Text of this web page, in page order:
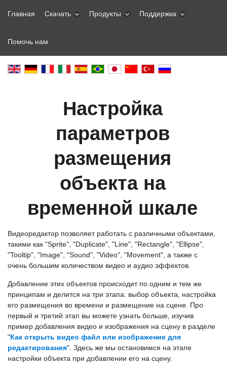
Главная Скачать Продукты Поддержка
Помочь нам
Настройка
параметров
размещения
объекта на
временной шкале
Видеоредактор позволяет работать с различными объектами,
такими как "Sprite", "Duplicate", "Line", "Rectangle", "Ellipse",
"Tooltip", "Image", "Sound", "Video", "Movement", а также с
очень большим количеством видео и аудио эффектов.
Добавление этих объектов происходит по одним и тем же
принципам и делится на три этапа: выбор объекта, настройка
его размещения во времени и размещение на сцене. Про
первый и третий этап вы можете узнать больше, изучив
пример добавления видео и изображения на сцену в разделе
"Как открыть видео файл или изображение для
редактирования". Здесь же мы остановимся на этапе
настройки объекта при добавлении его на сцену.